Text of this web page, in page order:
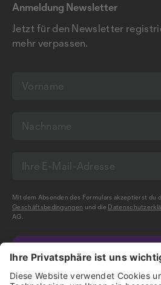
Anmeldung Newsletter
Jetzt für den Newsletter
mehr verpassen.
Mit dem Absenden des Formulars akzeptierst du
Geschäftsbedingungen und die
AG.